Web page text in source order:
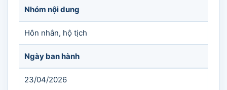
Nhóm nội dung
Hôn nhân, hộ tịch
Ngày ban hành
23/04/2026